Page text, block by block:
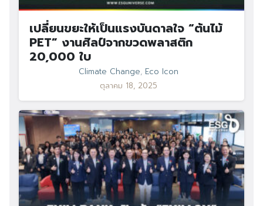
เปลี่ยนขยะให้เป็นแรงบันดาลใจ “ต้นไม้
PET” งานศิลป์จากขวดพลาสติก
20,000 ใบ
Climate Change, Eco Icon
ตุลาคม 18, 2025